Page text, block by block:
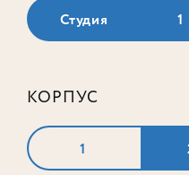
Студия 1
КОРПУС
1